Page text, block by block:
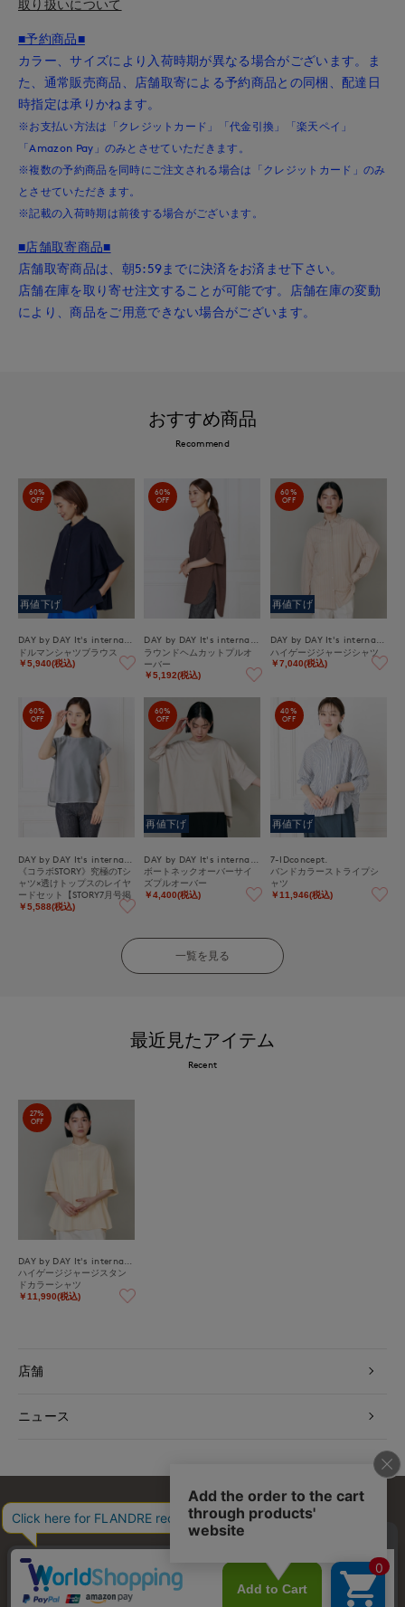
取り扱いについて
■予約商品■
カラー、サイズにより入荷時期が異なる場合がございます。ま
た、通常販売商品、店舗取寄による予約商品との同梱、配達日
時指定は承りかねます。
※お支払い方法は「クレジットカード」「代金引換」「楽天ペイ」
「Amazon Pay」のみとさせていただきます。
※複数の予約商品を同時にご注文される場合は「クレジットカード」のみ
とさせていただきます。
※記載の入荷時期は前後する場合がございます。
■店舗取寄商品■
店舗取寄商品は、朝5:59までに決済をお済ませ下さい。
店舗在庫を取り寄せ注文することが可能です。店舗在庫の変動
により、商品をご用意できない場合がございます。
おすすめ商品
Recommend
60%
OFF
再値下げ
ドルマンシャツブラウス
￥5,940(税込)
60%
OFF
ラウンドヘムカットプルオ
ーバー
￥5,192(税込)
60%
OFF
再値下げ
ハイゲージジャージシャツ
￥7,040(税込)
60%
OFF
《コラボSTORY》究極のTシ
ャツ×透けトップスのレイヤ
ードセット【STORY7月号掲
載】
￥5,588(税込)
60%
OFF
再値下げ
ボートネックオーバーサイ
ズプルオーバー
￥4,400(税込)
40%
OFF
再値下げ
7-IDconcept.
バンドカラーストライプシ
ャツ
￥11,946(税込)
一覧を見る
最近見たアイテム
Recent
27%
OFF
ハイゲージジャージスタン
ドカラーシャツ
￥11,990(税込)
店舗
ニュース
お問い合わせ 利用規約 会社概要 プライバシーポリシー
特定商取引・古物営業法に基づく表示 店舗リスト